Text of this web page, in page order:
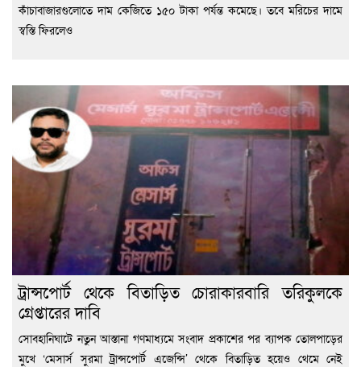
কাঁচাবাজারগুলোতে দাম কেজিতে ১৫০ টাকা পর্যন্ত কমেছে। তবে মরিচের দামে
স্বস্তি ফিরলেও
ট্রান্সপোর্ট থেকে বিতাড়িত চোরাকারবারি তরিকুলকে
গ্রেপ্তারের দাবি
সোবহানিঘাটে নতুন আস্তানা গণমাধ্যমে সংবাদ প্রকাশের পর ব্যাপক তোলপাড়ের
মুখে ‘মেসার্স সুরমা ট্রান্সপোর্ট এজেন্সি’ থেকে বিতাড়িত হয়েও থেমে নেই